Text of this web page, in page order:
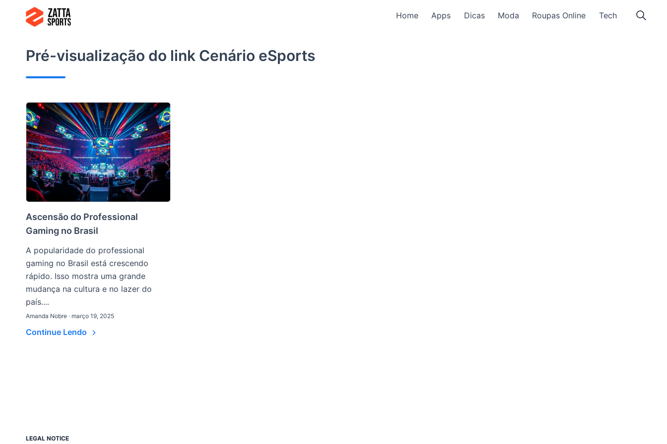
conteúdo
Home Apps Dicas Moda Roupas Online Tech
Pré-visualização do link Cenário eSports
Ascensão do Professional
Gaming no Brasil
A popularidade do professional
gaming no Brasil está crescendo
rápido. Isso mostra uma grande
mudança na cultura e no lazer do
país....
Amanda Nobre · março 19, 2025
Continue Lendo
LEGAL NOTICE